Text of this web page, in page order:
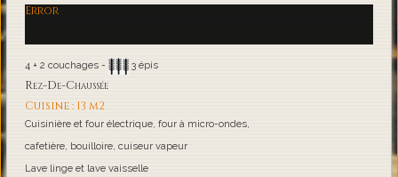
Error
4 + 2 couchages - 3 épis
Rez-De-Chaussée
Cuisine : 13 m2
Cuisinière et four électrique, four à micro-ondes,
cafetière, bouilloire, cuiseur vapeur
Lave linge et lave vaisselle